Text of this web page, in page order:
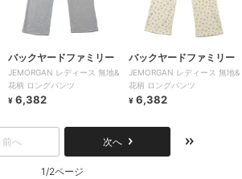
バックヤードファミリー
JEMORGAN レディース 無地&
花柄 ロングパンツ
¥ 6,382
バックヤードファミリー
JEMORGAN レディース 無地&
花柄 ロングパンツ
¥ 6,382
前へ 次へ
1/2ページ